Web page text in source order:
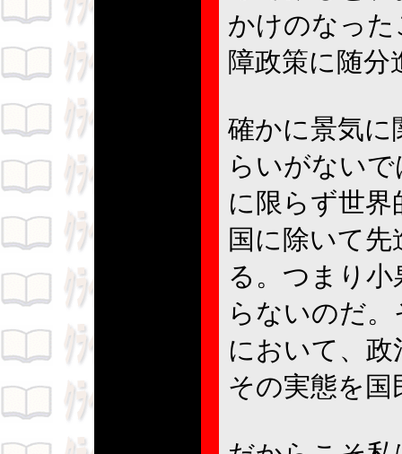
かけのなっ
障政策に随分
確かに景気
らいがない
に限らず世
国に除いて
る。つまり
らないのだ
において、
その実態を